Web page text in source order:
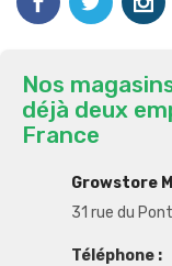
Nos
déjà deux
France
Growstore
31 rue du
Téléphone :